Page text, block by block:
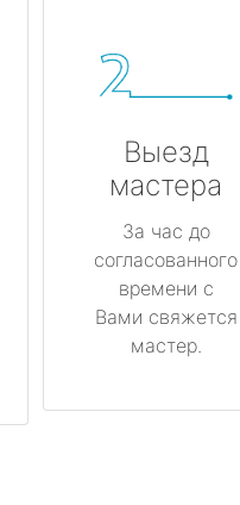
Выезд
мастера
За час до
согласованного
времени с
Вами свяжется
мастер.